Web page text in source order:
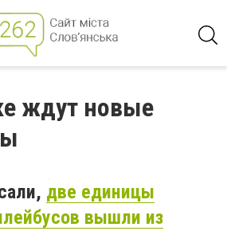
ждут новые
две единицы
вышли из